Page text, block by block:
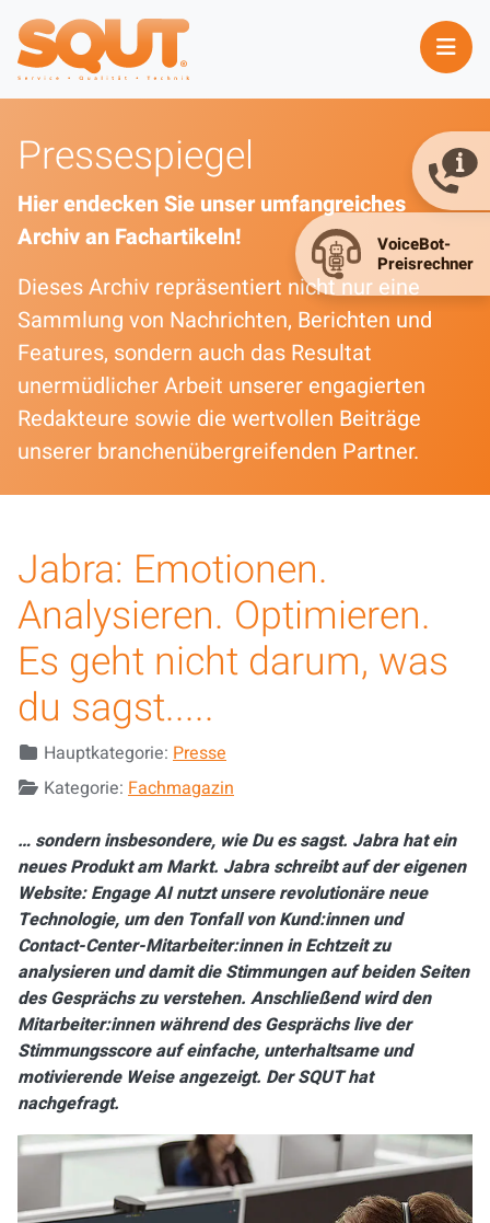
Pressespiegel
Hier endecken Sie unser umfangreiches
Archiv an Fachartikeln!
Dieses Archiv repräsentiert nicht nur eine
Sammlung von Nachrichten, Berichten und
Features, sondern auch das Resultat
unermüdlicher Arbeit unserer engagierten
Redakteure sowie die wertvollen Beiträge
unserer branchenübergreifenden Partner.
Jabra: Emotionen.
Analysieren. Optimieren.
Es geht nicht darum, was
du sagst.....
DetailsHauptkategorie: Presse
Kategorie: Fachmagazin
… sondern insbesondere, wie Du es sagst. Jabra hat ein
neues Produkt am Markt. Jabra schreibt auf der eigenen
Website: Engage AI nutzt unsere revolutionäre neue
Technologie, um den Tonfall von Kund:innen und
Contact-Center-Mitarbeiter:innen in Echtzeit zu
analysieren und damit die Stimmungen auf beiden Seiten
des Gesprächs zu verstehen. Anschließend wird den
Mitarbeiter:innen während des Gesprächs live der
Stimmungsscore auf einfache, unterhaltsame und
motivierende Weise angezeigt. Der SQUT hat
nachgefragt.